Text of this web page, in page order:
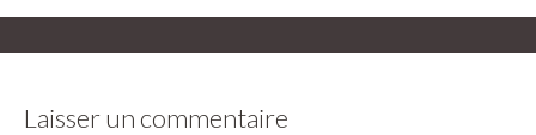
Laisser un commentaire